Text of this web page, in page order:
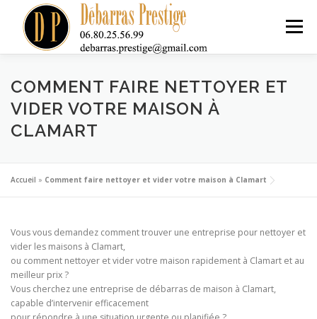
contenu
Menu
ACCUEIL NOS SERVICES DE DÉBARRAS TARIFS
ACHAT ANTIQUITÉS
COMMENT FAIRE NETTOYER ET
VIDER VOTRE MAISON À
CLAMART
Accueil » Comment faire nettoyer et vider votre maison à Clamart
Vous vous demandez comment trouver une entreprise pour nettoyer et
vider les maisons à Clamart,
ou comment nettoyer et vider votre maison rapidement à Clamart et au
meilleur prix ?
Vous cherchez une entreprise de débarras de maison à Clamart,
capable d’intervenir efficacement